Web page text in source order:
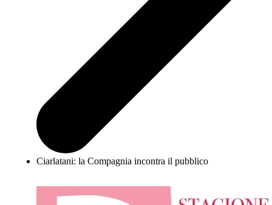
Ciarlatani: la Compagnia incontra il pubblico